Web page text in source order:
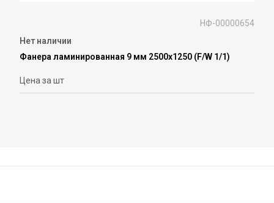
НФ-00000654
Нет наличии
Фанера ламинированная 9 мм 2500х1250 (F/W 1/1)
Цена за шт